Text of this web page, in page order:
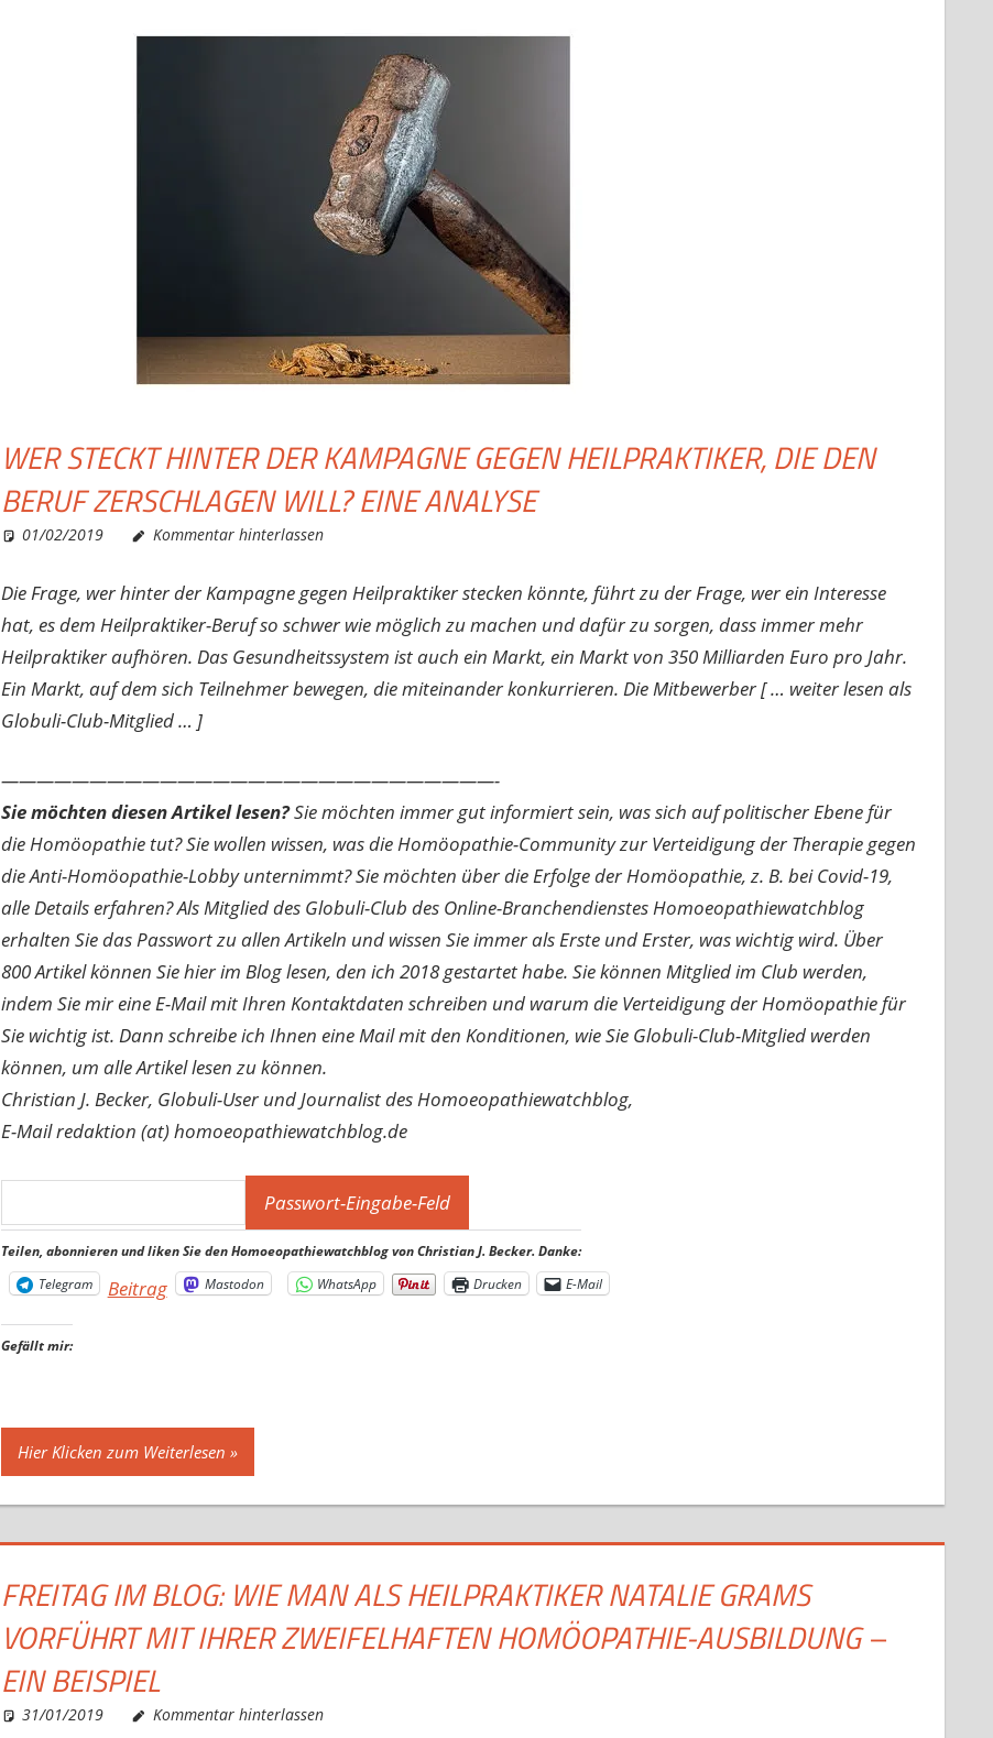
WER STECKT HINTER DER KAMPAGNE GEGEN HEILPRAKTIKER, DIE DEN
BERUF ZERSCHLAGEN WILL? EINE ANALYSE
01/02/2019 Christian J. Becker
Allgemein
Kommentar hinterlassen
Die Frage, wer hinter der Kampagne gegen Heilpraktiker stecken könnte, führt zu der Frage, wer ein Interesse
hat, es dem Heilpraktiker-Beruf so schwer wie möglich zu machen und dafür zu sorgen, dass immer mehr
Heilpraktiker aufhören. Das Gesundheitssystem ist auch ein Markt, ein Markt von 350 Milliarden Euro pro Jahr.
Ein Markt, auf dem sich Teilnehmer bewegen, die miteinander konkurrieren. Die Mitbewerber [ … weiter lesen als
Globuli-Club-Mitglied … ]
————————————————————————————-
Sie möchten diesen Artikel lesen?Sie möchten immer gut informiert sein, was sich auf politischer Ebene für
die Homöopathie tut? Sie wollen wissen, was die Homöopathie-Community zur Verteidigung der Therapie gegen
die Anti-Homöopathie-Lobby unternimmt? Sie möchten über die Erfolge der Homöopathie, z. B. bei Covid-19,
alle Details erfahren? Als Mitglied des Globuli-Club des Online-Branchendienstes Homoeopathiewatchblog
erhalten Sie das Passwort zu allen Artikeln und wissen Sie immer als Erste und Erster, was wichtig wird. Über
800 Artikel können Sie hier im Blog lesen, den ich 2018 gestartet habe. Sie können Mitglied im Club werden,
indem Sie mir eine E-Mail mit Ihren Kontaktdaten schreiben und warum die Verteidigung der Homöopathie für
Sie wichtig ist. Dann schreibe ich Ihnen eine Mail mit den Konditionen, wie Sie Globuli-Club-Mitglied werden
können, um alle Artikel lesen zu können.
Christian J. Becker, Globuli-User und Journalist des Homoeopathiewatchblog,
E-Mail redaktion (at) homoeopathiewatchblog.de
Teilen, abonnieren und liken Sie den Homoeopathiewatchblog von Christian J. Becker. Danke:
Telegram
Beitrag Mastodon WhatsApp Drucken E-Mail
Gefällt mir:
Hier Klicken zum Weiterlesen
FREITAG IM BLOG: WIE MAN ALS HEILPRAKTIKER NATALIE GRAMS
VORFÜHRT MIT IHRER ZWEIFELHAFTEN HOMÖOPATHIE-AUSBILDUNG –
EIN BEISPIEL
31/01/2019 Christian J. Becker
Allgemein
Kommentar hinterlassen